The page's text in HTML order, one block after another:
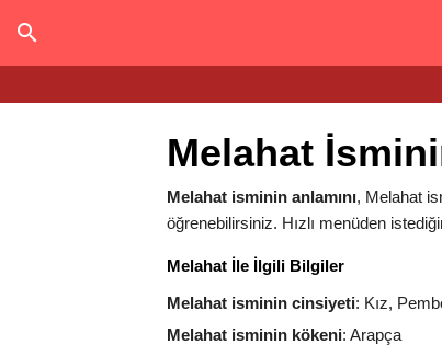
Melahat
Melahat isminin anlamını, Melahat
öğrenebilirsiniz. Hızlı menüden
Melahat İle İlgili Bilgiler
Melahat isminin cinsiyeti: Kız,
Melahat isminin kökeni: Arapça